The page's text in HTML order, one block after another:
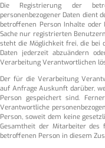
Die Registrierung der
personenbezogener Daten dient
betroffenen Person Inhalte
Sache nur registrierten
steht die Möglichkeit frei, die bei
Daten jederzeit abzuändern
Verarbeitung Verantwortlichen
Der für die Verarbeitung
auf Anfrage Auskunft darüber,
Person gespeichert sind.
Verantwortliche
Person, soweit dem keine
Gesamtheit der Mitarbeiter
betroffenen Person in diesem